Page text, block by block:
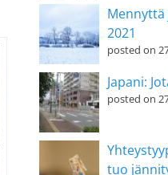
Mennyttä
2021
posted on
Japani:
posted on
tuo